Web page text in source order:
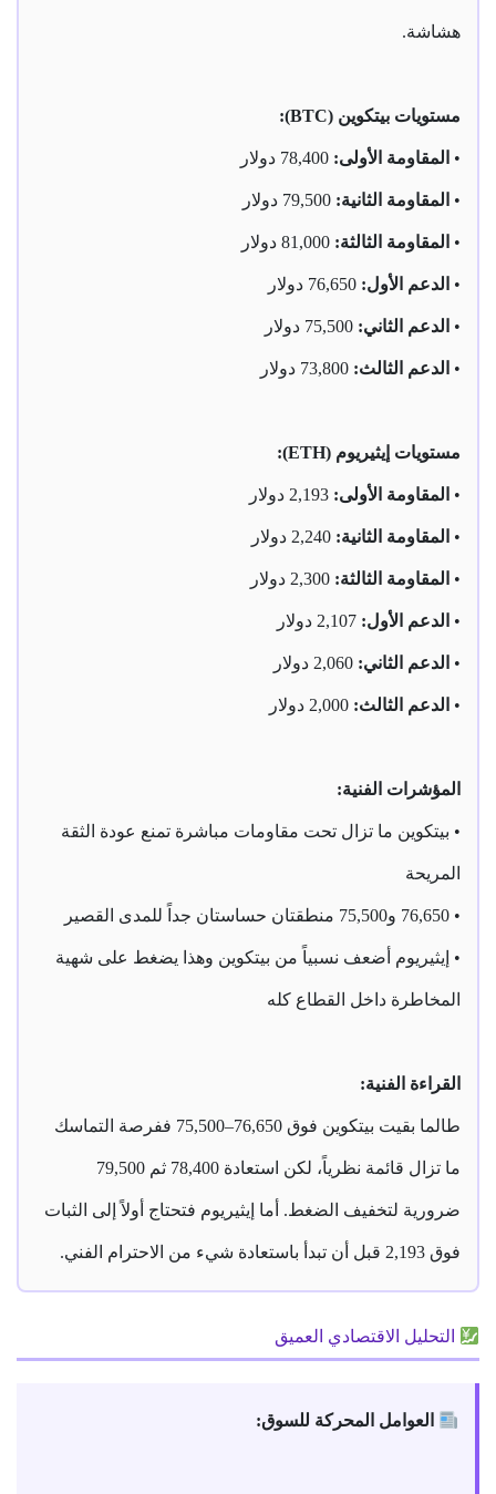
هشاشة.
مستويات بيتكوين (BTC):
• المقاومة الأولى:
• المقاومة الثانية:
• المقاومة الثالثة:
• الدعم الأول:
• الدعم الثاني:
• الدعم الثالث:
مستويات إيثيريوم (ETH):
• المقاومة الأولى:
• المقاومة الثانية:
• المقاومة الثالثة:
• الدعم الأول:
• الدعم الثاني:
• الدعم الثالث:
المؤشرات الفنية:
• بيتكوين ما تزال تحت مقاومات مباشرة تمنع عودة الثقة
المريحة
• 76,650 و75,500 منطقتان حساستان جداً للمدى القصير
• إيثيريوم أضعف نسبياً من بيتكوين وهذا يضغط على شهية
المخاطرة داخل القطاع كله
القراءة الفنية:
طالما بقيت بيتكوين فوق 76,650–75,500 ففرصة التماسك
ما تزال قائمة نظرياً، لكن استعادة 78,400 ثم 79,500
ضرورية لتخفيف الضغط. أما إيثيريوم فتحتاج أولاً إلى الثبات
فوق 2,193 قبل أن تبدأ باستعادة شيء من الاحترام الفني.
التحليل الاقتصادي العميق
العوامل المحركة للسوق: